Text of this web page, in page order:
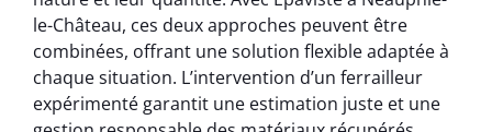
le-Château, ces deux approches peuvent être
combinées, offrant une solution flexible adaptée à
chaque situation. L’intervention d’un ferrailleur
expérimenté garantit une estimation juste et une